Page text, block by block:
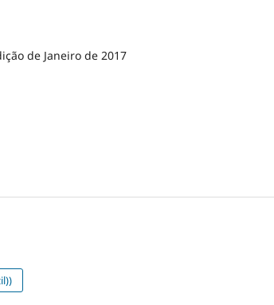
de Janeiro de 2017